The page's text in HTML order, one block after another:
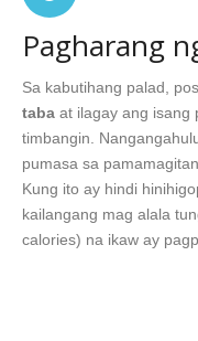
Pagharang
Sa kabutihang palad,
taba at ilagay ang isang
timbangin.
pumasa sa
Kung ito ay hindi
kailangang mag alala
calories) na ikaw ay